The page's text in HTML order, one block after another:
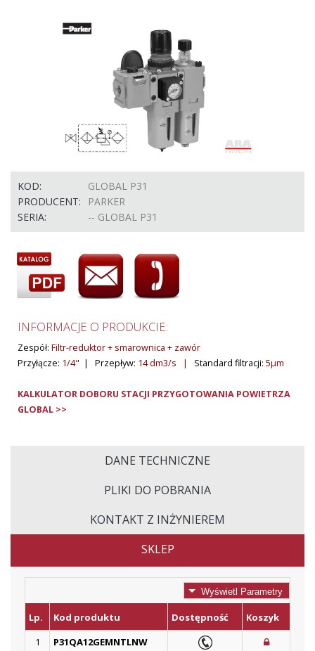
KOD:
GLOBAL P31
PRODUCENT:
PARKER
SERIA:
-- GLOBAL P31
INFORMACJE O PRODUKCIE:
Zespół: Filtr-reduktor + smarownica + zawór
Przyłącze: 1/4" | Przepływ: 14 dm3/s | Standard filtracji: 5µm
KALKULATOR DOBORU STACJI PRZYGOTOWANIA POWIETRZA
GLOBAL >>
DANE TECHNICZNE
PLIKI DO POBRANIA
KONTAKT Z INŻYNIEREM
SKLEP
Wyświetl Parametry
Lp. Kod produktu Dostępność
Koszyk
1
P31QA12GEMNTLNW